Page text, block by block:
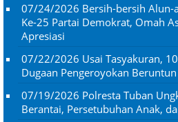
07/24/2026 Bersih-bersih Alun-
Ke-25 Partai Demokrat, Omah
Apresiasi
07/22/2026 Usai Tasyakuran,
Dugaan Pengeroyokan
07/19/2026 Polresta Tuban
Berantai, Persetubuhan Anak,